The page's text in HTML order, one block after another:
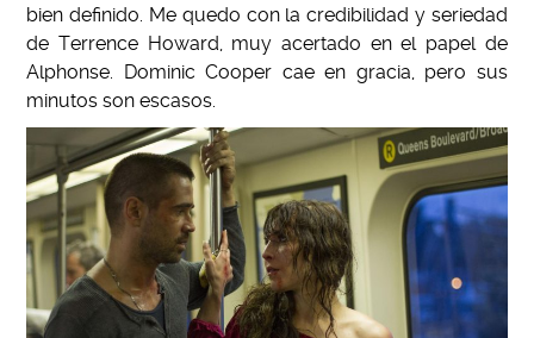
bien definido. Me quedo con la credibilidad y seriedad
de Terrence Howard, muy acertado en el papel de
Alphonse. Dominic Cooper cae en gracia, pero sus
minutos son escasos.